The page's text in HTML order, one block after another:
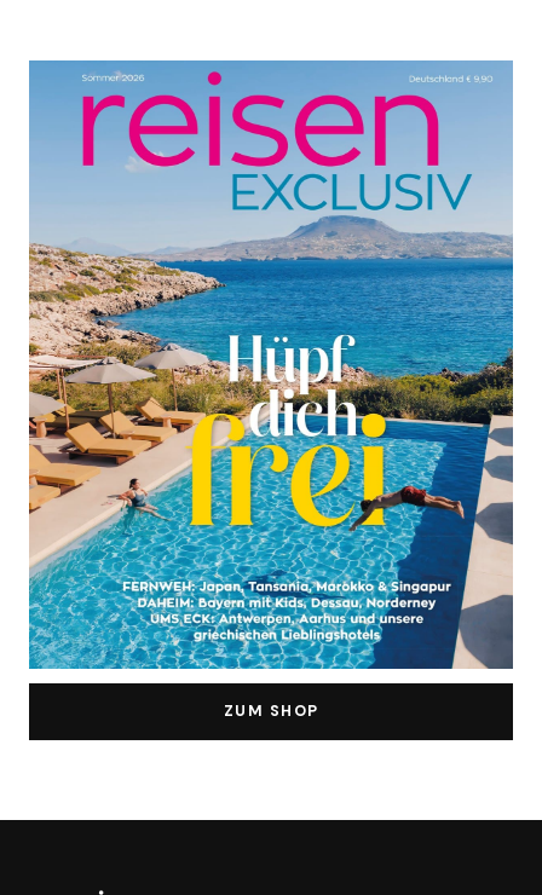
ZUM SHOP